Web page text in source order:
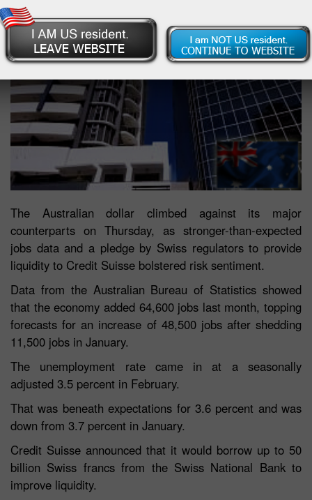
The Australian dollar climbed against its major
counterparts on Thursday, as stronger-than-expected
jobs data and a pledge by Swiss regulators to provide
liquidity to Credit Suisse bolstered risk sentiment.
Data from the Australian Bureau of Statistics showed
that the economy added 64,600 jobs last month, topping
forecasts for an increase of 48,500 jobs after shedding
11,500 jobs in January.
The unemployment rate came in at a seasonally
adjusted 3.5 percent in February.
That was beneath expectations for 3.6 percent and was
down from 3.7 percent in January.
Credit Suisse announced that it would borrow up to 50
billion Swiss francs from the Swiss National Bank to
improve liquidity.